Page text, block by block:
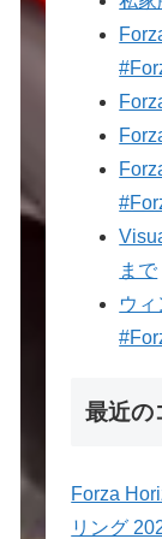
まで
ウ
最近の
Forza
リング